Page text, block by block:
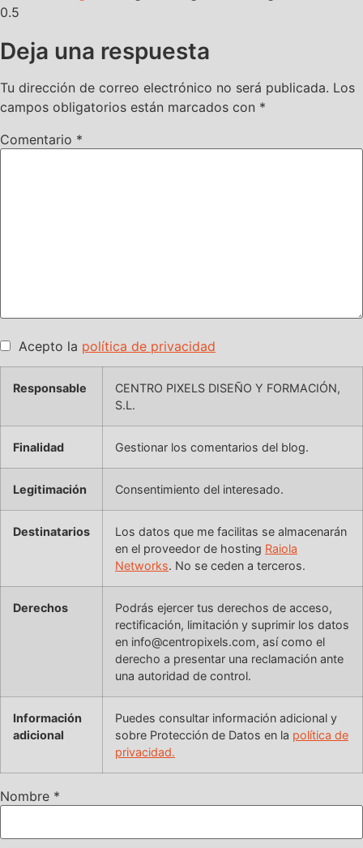
Deja una respuesta
Tu dirección de correo electrónico no será publicada. Los
campos obligatorios están marcados con *
Comentario *
Acepto la política de privacidad
Responsable
CENTRO PIXELS DISEÑO Y FORMACIÓN,
S.L.
Finalidad Gestionar los comentarios del blog.
Legitimación Consentimiento del interesado.
Destinatarios
Los datos que me facilitas se almacenarán
en el proveedor de hosting Raiola
Networks. No se ceden a terceros.
Derechos
Podrás ejercer tus derechos de acceso,
rectificación, limitación y suprimir los datos
en info@centropixels.com, así como el
derecho a presentar una reclamación ante
una autoridad de control.
Información
adicional
Puedes consultar información adicional y
sobre Protección de Datos en la política de
privacidad.
Nombre *